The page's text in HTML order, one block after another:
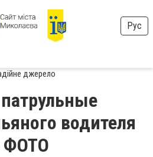
Рус
джерело
водителя
ФОТО